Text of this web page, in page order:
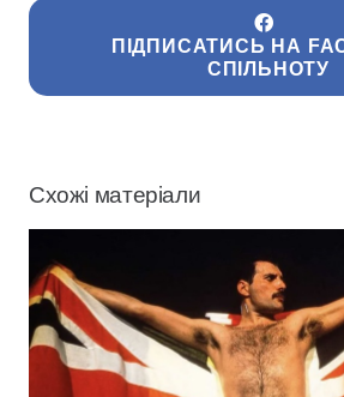
ПІДПИСАТИСЬ НА
СПІЛЬНОТУ
Схожі матеріали